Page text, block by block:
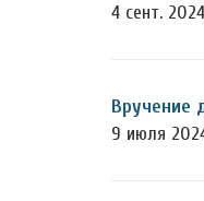
4 сент.
Вручение
9 июля